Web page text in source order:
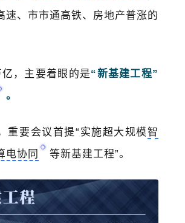
速、市市通高铁、房地产普涨的
，主要着眼的是“新基建工程”
。
重要会议首提“实施超大规模智
电协同 等新基建工程”。